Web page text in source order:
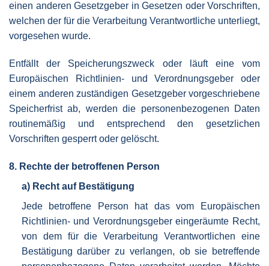
einen anderen Gesetzgeber in Gesetzen oder Vorschriften,
welchen der für die Verarbeitung Verantwortliche unterliegt,
vorgesehen wurde.
Entfällt der Speicherungszweck oder läuft eine vom
Europäischen Richtlinien- und Verordnungsgeber oder
einem anderen zuständigen Gesetzgeber vorgeschriebene
Speicherfrist ab, werden die personenbezogenen Daten
routinemäßig und entsprechend den gesetzlichen
Vorschriften gesperrt oder gelöscht.
8. Rechte der betroffenen Person
a) Recht auf Bestätigung
Jede betroffene Person hat das vom Europäischen
Richtlinien- und Verordnungsgeber eingeräumte Recht,
von dem für die Verarbeitung Verantwortlichen eine
Bestätigung darüber zu verlangen, ob sie betreffende